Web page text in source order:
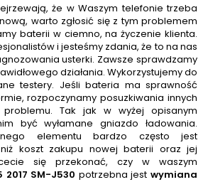
że w Waszym telefonie trzeba
warto zgłosić się z tym problemem
baterii w ciemno, na życzenie klienta.
i jesteśmy zdania, że to na nas
usterki. Zawsze sprawdzamy
działania. Wykorzystujemy do
testery. Jeśli bateria ma sprawność
rozpoczynamy posuzkiwania innych
problemu. Tak jak w wyżej opisanym
być wyłamane gniazdo ładowania.
elementu bardzo często jest
koszt zakupu nowej baterii oraz jej
się przekonać, czy w waszym
SM-J530 potrzebna jestwymiana